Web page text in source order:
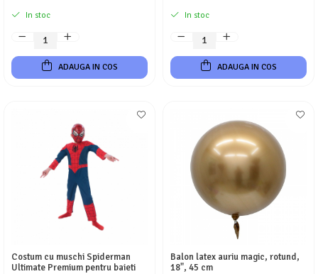
In stoc
ADAUGA IN COS
In stoc
ADAUGA IN COS
Costum cu muschi Spiderman
Ultimate Premium pentru baieti
Balon latex auriu magic, rotund,
18", 45 cm